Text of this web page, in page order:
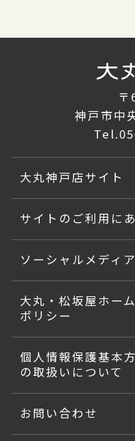
神戸市中
Tel.
大丸神戸店サイト
サイトのご利用に
ソーシャルメディ
大丸・松坂屋ホー
ポリシー
個人情報保護基本
の取扱いについて
お問い合わせ